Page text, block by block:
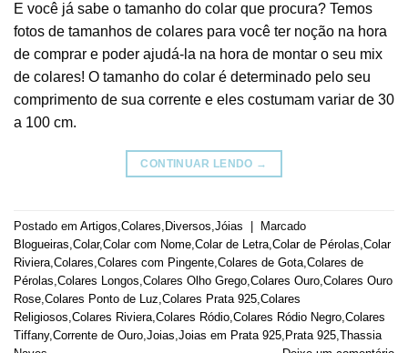
E você já sabe o tamanho do colar que procura? Temos
fotos de tamanhos de colares para você ter noção na hora
de comprar e poder ajudá-la na hora de montar o seu mix
de colares! O tamanho do colar é determinado pelo seu
comprimento de sua corrente e eles costumam variar de 30
a 100 cm.
CONTINUAR LENDO →
Postado em Artigos Colares Diversos Jóias | Marcado
Blogueiras Colar,Colar com Nome Colar de Letra Colar de Pérolas Colar
Riviera Colares Colares com Pingente Colares de Gota Colares de
Pérolas Colares Longos Colares Olho Grego Colares Ouro Colares Ouro
Rose Colares Ponto de Luz Colares Prata 925 Colares
Religiosos Colares Riviera Colares Ródio Colares Ródio Negro Colares
Tiffany, Corrente de Ouro Joias Joias em Prata 925 Prata 925 Thassia